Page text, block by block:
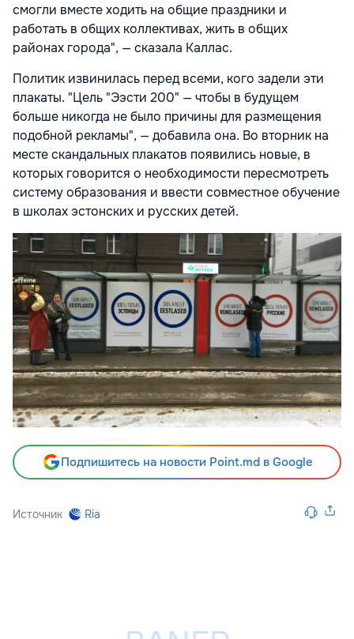
смогли вместе ходить на общие праздники и
работать в общих коллективах, жить в общих
районах города", — сказала Каллас.
Политик извинилась перед всеми, кого задели эти
плакаты. "Цель "Ээсти 200" — чтобы в будущем
больше никогда не было причины для размещения
подобной рекламы", — добавила она. Во вторник на
месте скандальных плакатов появились новые, в
которых говорится о необходимости пересмотреть
систему образования и ввести совместное обучение
в школах эстонских и русских детей.
Подпишитесь на новости Point.md в Google
Источник Ria